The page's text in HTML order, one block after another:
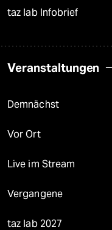
taz lab Infobrief
Veranstaltungen
Demnächst
Vor Ort
Live im Stream
Vergangene
taz lab 2027